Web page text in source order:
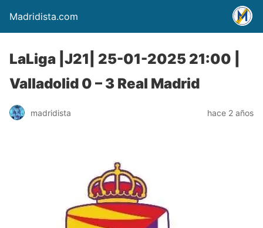
Madridista.com
LaLiga |J21| 25-01-2025 21:00 |
Valladolid 0 – 3 Real Madrid
madridista hace 2 años